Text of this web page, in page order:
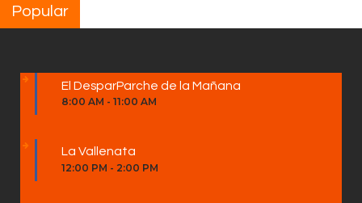
Popular
El DesparParche de la Mañana
8:00 AM - 11:00 AM
La Vallenata
12:00 PM - 2:00 PM